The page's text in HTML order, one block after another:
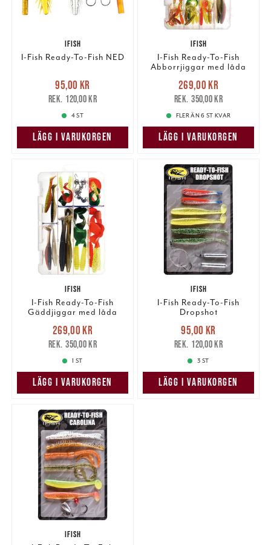
IFISH
I-Fish Ready-To-Fish NED
Nuvarande pris
95,00 krTidigare pris
120,00 kr
95,00 kr
120,00 kr
4 ST
LÄGG I VARUKORGEN
IFISH
I-Fish Ready-To-Fish
Abborrjiggar med låda
Nuvarande pris
269,00 krTidigare pris
350,00 kr
269,00 kr
350,00 kr
FLER ÄN 6 ST KVAR
LÄGG I VARUKORGEN
IFISH
I-Fish Ready-To-Fish
Gäddjiggar med låda
Nuvarande pris
269,00 krTidigare pris
350,00 kr
269,00 kr
350,00 kr
1 ST
LÄGG I VARUKORGEN
IFISH
I-Fish Ready-To-Fish
Dropshot
Nuvarande pris
95,00 krTidigare pris
120,00 kr
95,00 kr
120,00 kr
3 ST
LÄGG I VARUKORGEN
IFISH